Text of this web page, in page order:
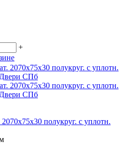
+
полукруг. с уплотн.